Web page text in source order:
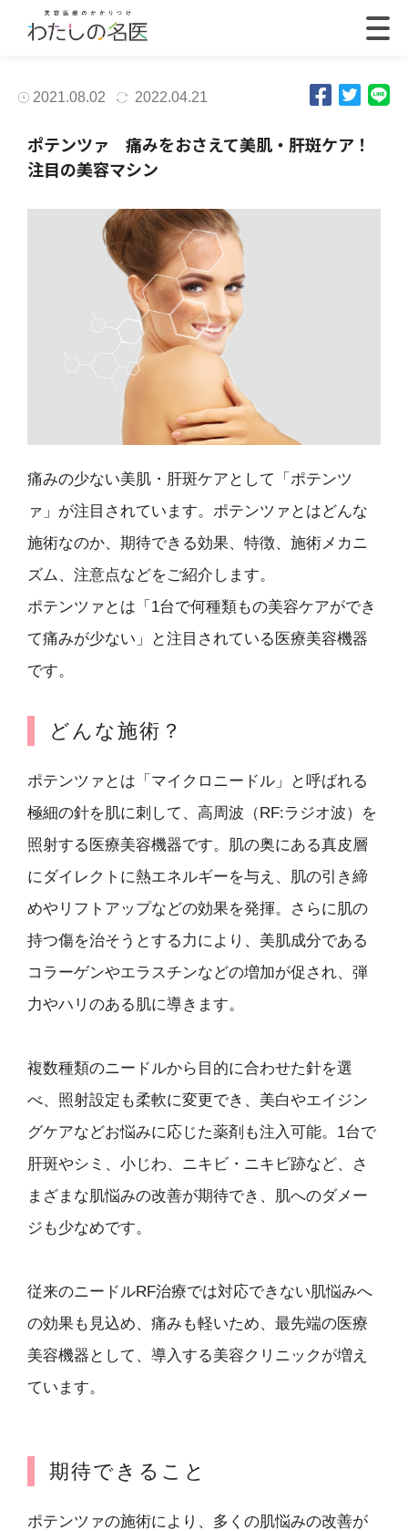
2021.08.02 2022.04.21
ポテンツァ 痛みをおさえて美肌・肝斑ケア！
注目の美容マシン
痛みの少ない美肌・肝斑ケアとして「ポテンツ
ァ」が注目されています。ポテンツァとはどんな
施術なのか、期待できる効果、特徴、施術メカニ
ズム、注意点などをご紹介します。
ポテンツァとは「1台で何種類もの美容ケアができ
て痛みが少ない」と注目されている医療美容機器
です。
どんな施術？
ポテンツァとは「マイクロニードル」と呼ばれる
極細の針を肌に刺して、高周波（RF:ラジオ波）を
照射する医療美容機器です。肌の奥にある真皮層
にダイレクトに熱エネルギーを与え、肌の引き締
めやリフトアップなどの効果を発揮。さらに肌の
持つ傷を治そうとする力により、美肌成分である
コラーゲンやエラスチンなどの増加が促され、弾
力やハリのある肌に導きます。
複数種類のニードルから目的に合わせた針を選
べ、照射設定も柔軟に変更でき、美白やエイジン
グケアなどお悩みに応じた薬剤も注入可能。1台で
肝斑やシミ、小じわ、ニキビ・ニキビ跡など、さ
まざまな肌悩みの改善が期待でき、肌へのダメー
ジも少なめです。
従来のニードルRF治療では対応できない肌悩みへ
の効果も見込め、痛みも軽いため、最先端の医療
美容機器として、導入する美容クリニックが増え
ています。
期待できること
ポテンツァの施術により、多くの肌悩みの改善が